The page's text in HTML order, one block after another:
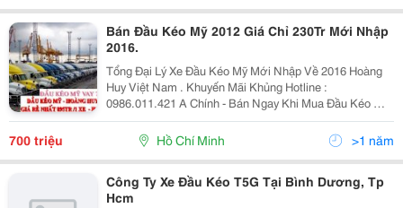
Bán Đầu Kéo Mỹ 2012 Giá Chỉ 230Tr Mới Nhập
2016.
Tổng Đại Lý Xe Đầu Kéo Mỹ Mới Nhập Về 2016 Hoàng
Huy Việt Nam . Khuyến Mãi Khủng Hotline :
0986.011.421 A Chính - Bán Ngay Khi Mua Đầu Kéo Mỹ
2012 Hoàng Huy Nhập Về Hệ Thống Khí Xả Đã Được
700 triệu Hồ Chí Minh >1 năm
Công Ty Xe Đầu Kéo T5G Tại Bình Dương, Tp
Hcm